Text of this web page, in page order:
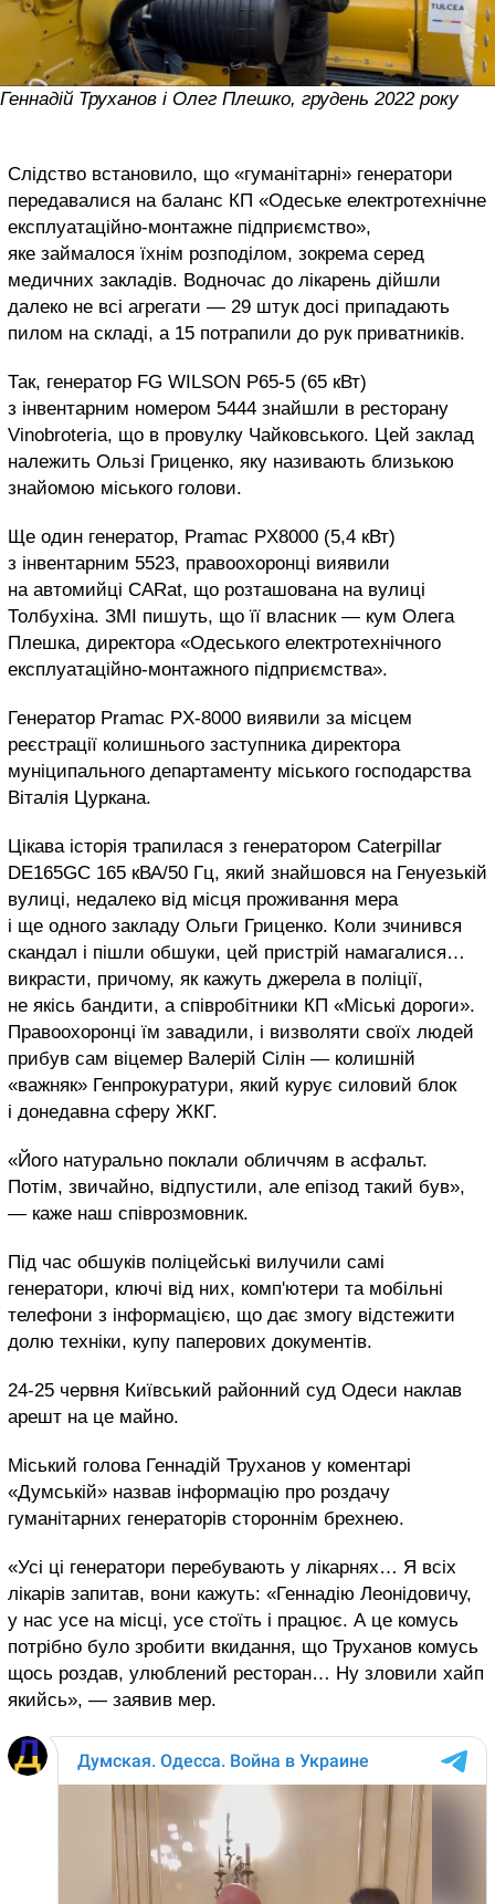
Геннадій Труханов і Олег Плешко, грудень 2022 року
Слідство встановило, що «гуманітарні» генератори
передавалися на баланс КП «Одеське електротехнічне
експлуатаційно-монтажне підприємство»,
яке займалося їхнім розподілом, зокрема серед
медичних закладів. Водночас до лікарень дійшли
далеко не всі агрегати — 29 штук досі припадають
пилом на складі, а 15 потрапили до рук приватників.
Так, генератор FG WILSON Р65-5 (65 кВт)
з інвентарним номером 5444 знайшли в ресторану
Vinobrоteria, що в провулку Чайковського. Цей заклад
належить Ользі Гриценко, яку називають близькою
знайомою міського голови.
Ще один генератор, Pramac РX8000 (5,4 кВт)
з інвентарним 5523, правоохоронці виявили
на автомийці CARat, що розташована на вулиці
Толбухіна. ЗМІ пишуть, що її власник — кум Олега
Плешка, директора «Одеського електротехнічного
експлуатаційно-монтажного підприємства».
Генератор Pramac PX-8000 виявили за місцем
реєстрації колишнього заступника директора
муніципального департаменту міського господарства
Віталія Цуркана.
Цікава історія трапилася з генератором Caterpillar
DE165GC 165 кВА/50 Гц, який знайшовся на Генуезькій
вулиці, недалеко від місця проживання мера
і ще одного закладу Ольги Гриценко. Коли зчинився
скандал і пішли обшуки, цей пристрій намагалися…
викрасти, причому, як кажуть джерела в поліції,
не якісь бандити, а співробітники КП «Міські дороги».
Правоохоронці їм завадили, і визволяти своїх людей
прибув сам віцемер Валерій Сілін — колишній
«важняк» Генпрокуратури, який курує силовий блок
і донедавна сферу ЖКГ.
«Його натурально поклали обличчям в асфальт.
Потім, звичайно, відпустили, але епізод такий був»,
— каже наш співрозмовник.
Під час обшуків поліцейські вилучили самі
генератори, ключі від них, комп'ютери та мобільні
телефони з інформацією, що дає змогу відстежити
долю техніки, купу паперових документів.
24-25 червня Київський районний суд Одеси наклав
арешт на це майно.
Міський голова Геннадій Труханов у коментарі
«Думській» назвав інформацію про роздачу
гуманітарних генераторів стороннім брехнею.
«Усі ці генератори перебувають у лікарнях… Я всіх
лікарів запитав, вони кажуть: «Геннадію Леонідовичу,
у нас усе на місці, усе стоїть і працює. А це комусь
потрібно було зробити вкидання, що Труханов комусь
щось роздав, улюблений ресторан… Ну зловили хайп
якийсь», — заявив мер.